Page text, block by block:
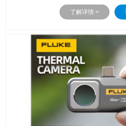
容量电池的质量管理提供高精度的测量。
了解详情 >